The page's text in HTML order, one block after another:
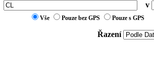
v
Vše Pouze bez GPS Pouze s GPS
Řazení